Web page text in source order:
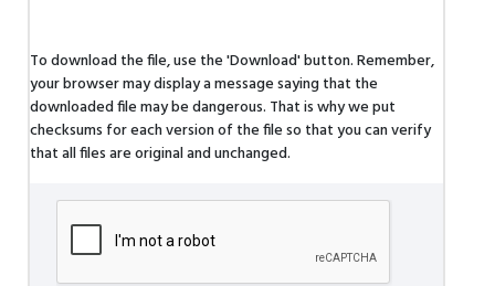
To download the file, use the 'Download' button. Remember,
your browser may display a message saying that the
downloaded file may be dangerous. That is why we put
checksums for each version of the file so that you can verify
that all files are original and unchanged.